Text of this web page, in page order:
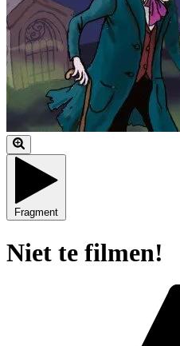
Fragment
Niet te filmen!